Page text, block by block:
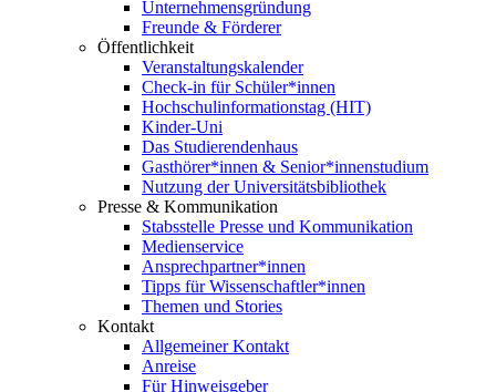
Unternehmensgründung
Freunde & Förderer
Öffentlichkeit
Veranstaltungskalender
Check-in für Schüler*innen
Hochschulinformationstag (HIT)
Kinder-Uni
Das Studierendenhaus
Gasthörer*innen & Senior*innenstudium
Nutzung der Universitätsbibliothek
Presse & Kommunikation
Stabsstelle Presse und Kommunikation
Medienservice
Ansprechpartner*innen
Tipps für Wissenschaftler*innen
Themen und Stories
Kontakt
Allgemeiner Kontakt
Anreise
Für Hinweisgeber